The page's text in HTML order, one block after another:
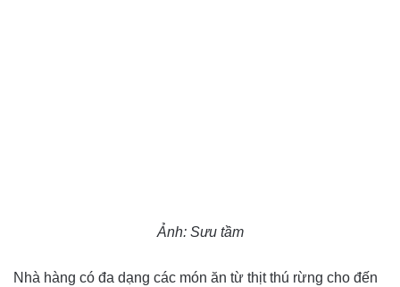
Ảnh: Sưu tầm
Nhà hàng có đa dạng các món ăn từ thịt thú rừng cho đến